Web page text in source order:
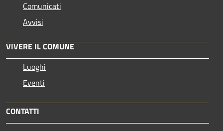
Comunicati
Avvisi
VIVERE IL COMUNE
Luoghi
Eventi
CONTATTI